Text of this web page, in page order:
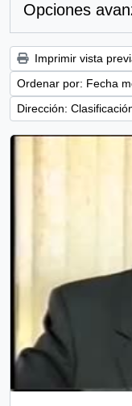
Opciones
Imprimir vista
Ordenar por: Fecha
Dirección: